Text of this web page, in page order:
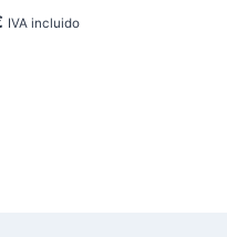
ElIVA incluido